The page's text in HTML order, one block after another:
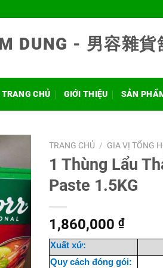
DUNG - 男容雜貨
TRANG CHỦ GIỚI THIỆU SẢN
TRANG CHỦ / GIA VỊ TỔNG
1 Thùng Lẩu
Paste 1.5KG
1,860,000₫
Xuất xứ:
Quy cách đóng gói: